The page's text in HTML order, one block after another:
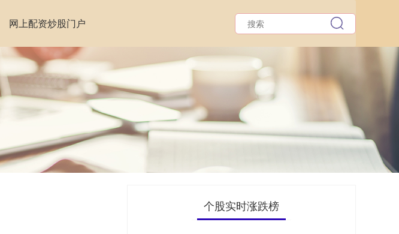
网上配资炒股门户
个股实时涨跌榜